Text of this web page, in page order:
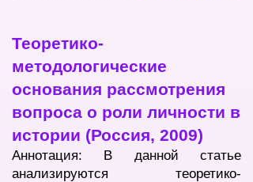
Теоретико-
методологические
основания рассмотрения
вопроса о роли личности в
истории (Россия, 2009)
Аннотация: В данной статье
анализируются теоретико-